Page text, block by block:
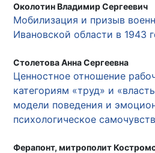
Околотин Владимир Сергеевич
Мобилизация и призыв
Ивановской области в 1943
Столетова Анна Сергеевна
Ценностное отношение
категориям «труд» и
модели поведения и
психологическое
Ферапонт, митрополит